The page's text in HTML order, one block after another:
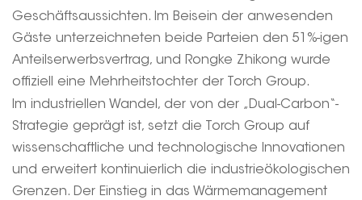
Geschäftsaussichten. Im Beisein der anwesenden
Gäste unterzeichneten beide Parteien den 51%-igen
Anteilserwerbsvertrag, und Rongke Zhikong wurde
offiziell eine Mehrheitstochter der Torch Group.
Im industriellen Wandel, der von der „Dual-Carbon“-
Strategie geprägt ist, setzt die Torch Group auf
wissenschaftliche und technologische Innovationen
und erweitert kontinuierlich die industrieökologischen
Grenzen. Der Einstieg in das Wärmemanagement